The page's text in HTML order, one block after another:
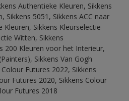
Authentieke Kleuren, Sikkens
Sikkens 5051, Sikkens ACC naar
Kleuren, Sikkens Kleurselectie
Witten, Sikkens
200 Kleuren voor het Interieur,
Sikkens Van Gogh
Futures 2022, Sikkens
Futures 2020, Sikkens Colour
Futures 2018